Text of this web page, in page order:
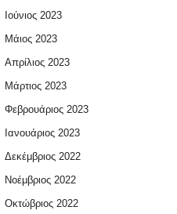
Ιούνιος 2023
Μάιος 2023
Απρίλιος 2023
Μάρτιος 2023
Φεβρουάριος 2023
Ιανουάριος 2023
Δεκέμβριος 2022
Νοέμβριος 2022
Οκτώβριος 2022